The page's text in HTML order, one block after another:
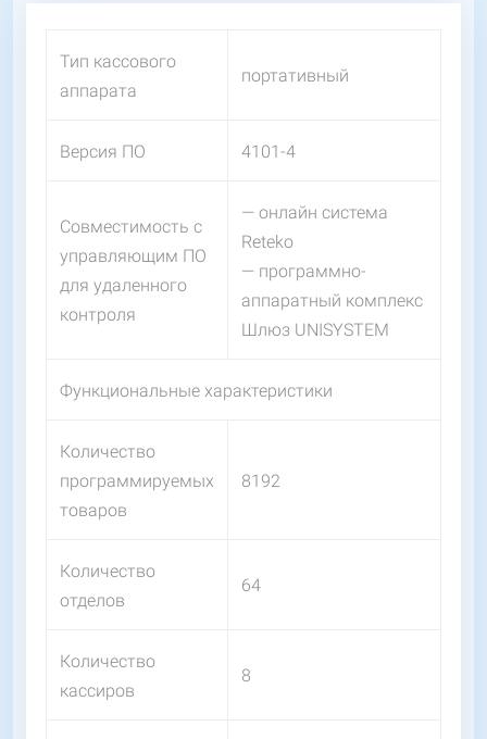
Тип кассового
аппарата
портативный
Версия ПО 4101-4
Совместимость с
управляющим ПО
для удаленного
контроля
— онлайн система
Reteko
— программно-
аппаратный комплекс
Шлюз UNISYSTEM
Функциональные характеристики
Количество
программируемых
товаров
8192
Количество
отделов
64
Количество
кассиров
8